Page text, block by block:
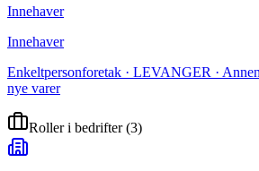
Innehaver
Innehaver
Enkeltpersonforetak · LEVANGER ·
nye varer
Roller i bedrifter(3)